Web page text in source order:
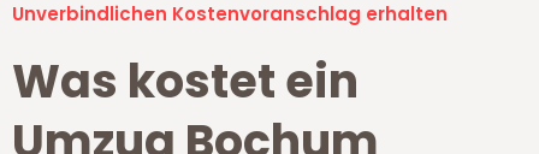
Unverbindlichen Kostenvoranschlag erhalten
Was kostet ein